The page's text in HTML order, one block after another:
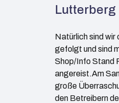
Lutterberg
Natürlich sind wir
gefolgt und sind
Shop/Info Stand
angereist.Am
große
den Betreibern